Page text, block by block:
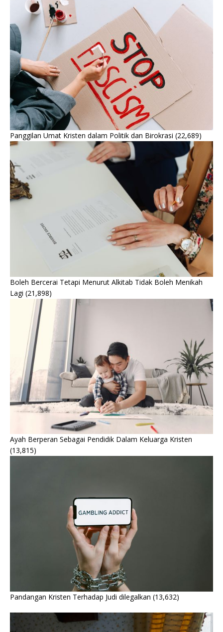
Panggilan Umat Kristen dalam Politik dan Birokrasi (22,689)
Boleh Bercerai Tetapi Menurut Alkitab Tidak Boleh Menikah
Lagi (21,898)
Ayah Berperan Sebagai Pendidik Dalam Keluarga Kristen
(13,815)
Pandangan Kristen Terhadap Judi dilegalkan (13,632)